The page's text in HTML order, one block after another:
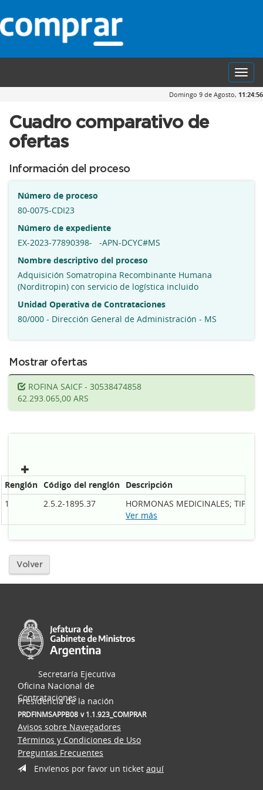
Domingo 9 de Agosto, 11:24:56
Cuadro comparativo de
ofertas
Información del proceso
Número de proceso
80-0075-CDI23
Número de expediente
EX-2023-77890398- -APN-DCYC#MS
Nombre descriptivo del proceso
Adquisición Somatropina Recombinante Humana
(Norditropin) con servicio de logística incluido
Unidad Operativa de Contrataciones
80/000 - Dirección General de Administración - MS
Mostrar ofertas
ROFINA SAICF - 30538474858
62.293.065,00 ARS
Renglón Código del renglón Descripción
1
2.5.2-1895.37
HORMONAS MEDICINALES; TIPO:
Ver más
Volver
Secretaría Ejecutiva
Oficina Nacional de
Contrataciones
Presidencia de la nación
PRDFINMSAPPB08 v 1.1.923_COMPRAR
Avisos sobre Navegadores
Términos y Condiciones de Uso
Preguntas Frecuentes
Envíenos por favor un ticket aquí